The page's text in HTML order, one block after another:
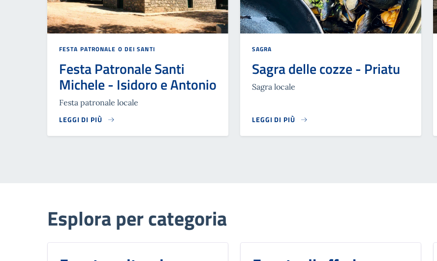
FESTA PATRONALE O DEI SANTI
Festa Patronale Santi
Michele - Isidoro e Antonio
Festa patronale locale
LEGGI DI PIÙ
SAGRA
Sagra delle cozze - Priatu
Sagra locale
LEGGI DI PIÙ
Esplora per categoria